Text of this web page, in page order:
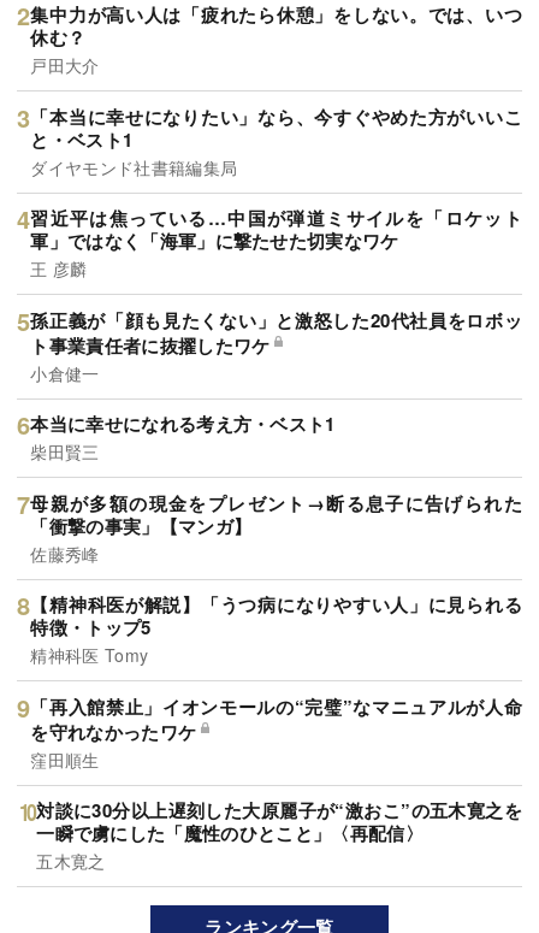
集中力が高い人は「疲れたら休憩」をしない。では、いつ
休む？
戸田大介
「本当に幸せになりたい」なら、今すぐやめた方がいいこ
と・ベスト1
ダイヤモンド社書籍編集局
習近平は焦っている…中国が弾道ミサイルを「ロケット
軍」ではなく「海軍」に撃たせた切実なワケ
王 彦麟
孫正義が「顔も見たくない」と激怒した20代社員をロボッ
ト事業責任者に抜擢したワケ
小倉健一
本当に幸せになれる考え方・ベスト1
柴田賢三
母親が多額の現金をプレゼント→断る息子に告げられた
「衝撃の事実」【マンガ】
佐藤秀峰
【精神科医が解説】「うつ病になりやすい人」に見られる
特徴・トップ5
精神科医 Tomy
「再入館禁止」イオンモールの“完璧”なマニュアルが人命
を守れなかったワケ
窪田順生
対談に30分以上遅刻した大原麗子が“激おこ”の五木寛之を
一瞬で虜にした「魔性のひとこと」〈再配信〉
五木寛之
ランキング一覧